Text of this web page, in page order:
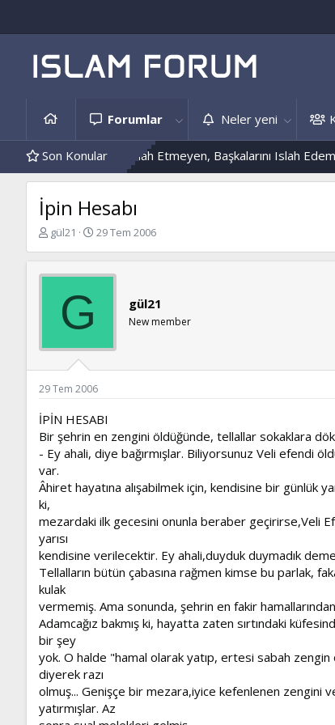
Forumlar Neler yeni
Son Konular
Kendini Islah Etmeyen, Başkalarını Islah Edemez...
İpin Hesabı
K
b
a
a
a
n
gül21
B
l
ç
r
h
i
29 Tem 2006
G gül21
New member
29 Tem 2006
İPİN HESABI
Bir şehrin en zengini öldüğünde, tellallar sokaklara
- Ey ahali, diye bağırmışlar. Biliyorsunuz Veli efendi
var.
Âhiret hayatına alışabilmek için, kendisine bir günlük
ki,
mezardaki ilk gecesini onunla beraber geçirirse,Veli
yarısı
kendisine verilecektir. Ey ahali,duyduk duymadık
Tellalların bütün çabasına rağmen kimse bu parlak,
kulak
vermemiş. Ama sonunda, şehrin en fakir
Adamcağız bakmış ki, hayatta zaten sırtındaki
bir şey
yok. O halde "hamal olarak yatıp, ertesi sabah zengin
diyerek razı
olmuş... Genişçe bir mezara,iyice kefenlenen zengini ve
yatırmışlar. Az